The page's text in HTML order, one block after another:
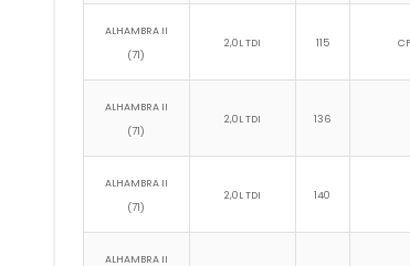
ALHAMBRA II
(71)
2,0L TDI 115
ALHAMBRA II
(71)
2,0L TDI 136
ALHAMBRA II
(71)
2,0L TDI 140
ALHAMBRA II